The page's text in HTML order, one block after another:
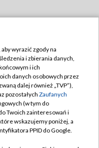
TVP
wyrazić zgody na
i zbierania danych,
i ich
danych osobowych przez
dalej również „TVP”),
pozostałych Zaufanych
(w tym do
Twoich zainteresowań i
wskazujemy poniżej, a
PPID do Google.